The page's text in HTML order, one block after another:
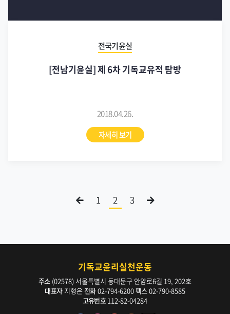
전국기윤실
[전남기윤실] 제 6차 기독교유적 탐방
2018.04.26.
자세히 보기
1 2 3
기독교윤리실천운동
주소 (02578) 서울특별시 동대문구 안암로6길 19, 202호
대표자지형은 전화02-794-6200팩스 02-790-8585
고유번호 112-82-04284